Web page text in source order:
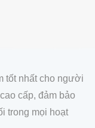
tốt nhất cho người
cấp, đảm bảo
trong mọi hoạt